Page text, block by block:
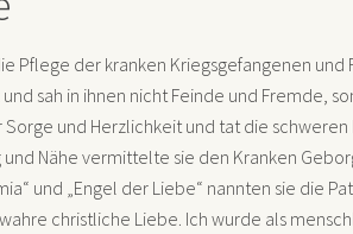
Pflege der kranken Kriegsgefangenen
sah in ihnen nicht Feinde und Fremde,
und Herzlichkeit und tat die schweren
Nähe vermittelte sie den Kranken
und „Engel der Liebe“ nannten sie die
christliche Liebe. Ich wurde als